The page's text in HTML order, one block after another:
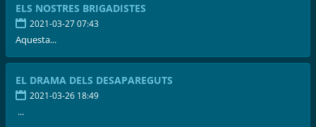
ELS NOSTRES BRIGADISTES
2021-03-27 07:43
Aquesta...
EL DRAMA DELS DESAPAREGUTS
2021-03-26 18:49
...